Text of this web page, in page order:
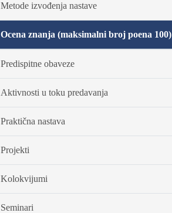
Metode izvođenja nastave
Ocena znanja (maksimalni broj poena 100)
Predispitne obaveze
Aktivnosti u toku predavanja
Praktična nastava
Projekti
Kolokvijumi
Seminari